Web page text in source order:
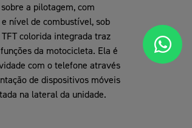
a pilotagem, com
nível de combustível, sob
colorida integrada traz
da motocicleta. Ela é
com o telefone através
de dispositivos móveis
na lateral da unidade.